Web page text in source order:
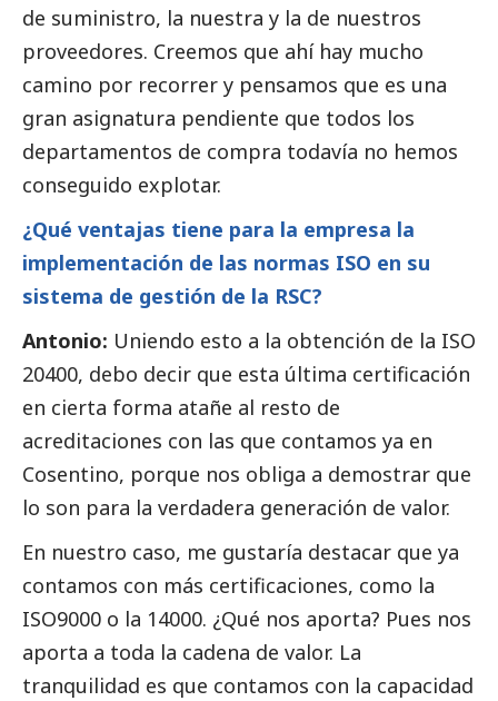
de suministro, la nuestra y la de nuestros
proveedores. Creemos que ahí hay mucho
camino por recorrer y pensamos que es una
gran asignatura pendiente que todos los
departamentos de compra todavía no hemos
conseguido explotar.
¿Qué ventajas tiene para la empresa la
implementación de las normas ISO en su
sistema de gestión de la RSC?
Antonio: Uniendo esto a la obtención de la ISO
20400, debo decir que esta última certificación
en cierta forma atañe al resto de
acreditaciones con las que contamos ya en
Cosentino, porque nos obliga a demostrar que
lo son para la verdadera generación de valor.
En nuestro caso, me gustaría destacar que ya
contamos con más certificaciones, como la
ISO9000 o la 14000. ¿Qué nos aporta? Pues nos
aporta a toda la cadena de valor. La
tranquilidad es que contamos con la capacidad